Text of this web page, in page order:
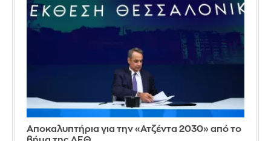
Αποκαλυπτήρια για την «Ατζέντα 2030» από το